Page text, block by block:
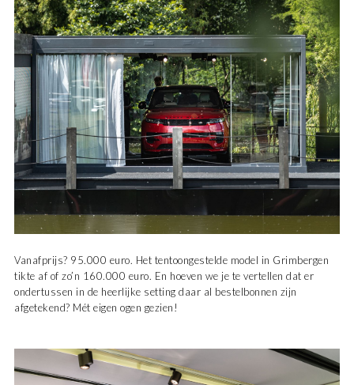
Vanafprijs? 95.000 euro. Het tentoongestelde model in Grimbergen
tikte af of zo’n 160.000 euro. En hoeven we je te vertellen dat er
ondertussen in de heerlijke setting daar al bestelbonnen zijn
afgetekend? Mét eigen ogen gezien!